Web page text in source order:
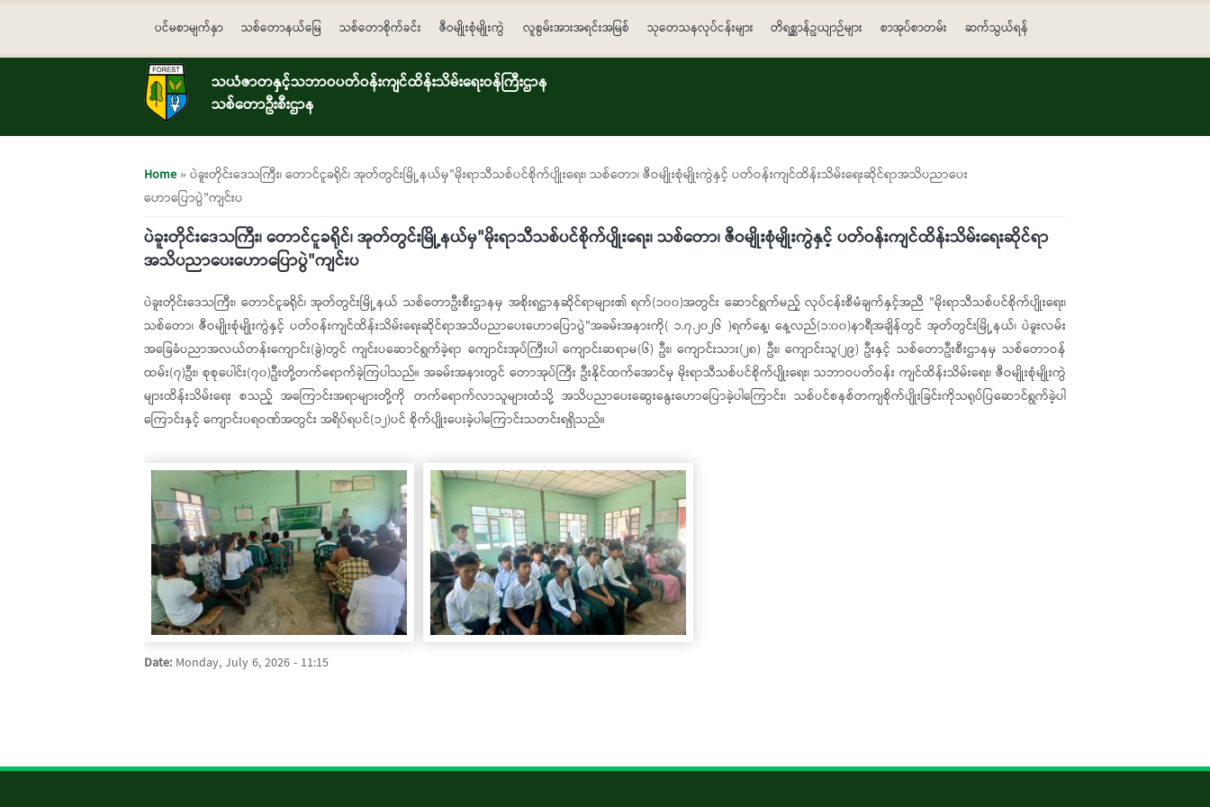
ပင်မစာမျက်နှာ သစ်တောနယ်မြေ သစ်တောစိုက်ခင်း ဇီဝမျိုးစုံမျိုးကွဲ လူစွမ်းအားအရင်းအမြစ် သုတေသနလုပ်ငန်းများ တိရစ္ဆာန်ဥယျာဉ်များ စာအုပ်စာတမ်း ဆက်သွယ်ရန်
သယံဇာတနှင့်သဘာဝပတ်ဝန်းကျင်ထိန်းသိမ်းရေးဝန်ကြီးဌာန
သစ်တောဦးစီးဌာန
You are here
Home» ပဲခူးတိုင်းဒေသကြီး၊ တောင်ငူခရိုင်၊ အုတ်တွင်းမြို့နယ်မှ"မိုးရာသီသစ်ပင်စိုက်ပျိုးရေး၊ သစ်တော၊ ဇီဝမျိုးစုံမျိုးကွဲနှင့် ပတ်ဝန်းကျင်ထိန်းသိမ်းရေးဆိုင်ရာအသိပညာပေး
ဟောပြောပွဲ"ကျင်းပ
ပဲခူးတိုင်းဒေသကြီး၊ တောင်ငူခရိုင်၊ အုတ်တွင်းမြို့နယ်မှ"မိုးရာသီသစ်ပင်စိုက်ပျိုးရေး၊ သစ်တော၊ ဇီဝမျိုးစုံမျိုးကွဲနှင့် ပတ်ဝန်းကျင်ထိန်းသိမ်းရေးဆိုင်ရာ
အသိပညာပေးဟောပြောပွဲ"ကျင်းပ
ပဲခူးတိုင်းဒေသကြီး၊ တောင်ငူခရိုင်၊ အုတ်တွင်းမြို့နယ် သစ်တောဦးစီးဌာနမှ အစိုးရဌာနဆိုင်ရာများ၏ ရက်(၁၀၀)အတွင်း ဆောင်ရွက်မည့် လုပ်ငန်းစီမံချက်နှင့်အညီ "မိုးရာသီသစ်ပင်စိုက်ပျိုးရေး၊
သစ်တော၊ ဇီဝမျိုးစုံမျိုးကွဲနှင့် ပတ်ဝန်းကျင်ထိန်းသိမ်းရေးဆိုင်ရာအသိပညာပေးဟောပြောပွဲ"အခမ်းအနားကို( ၁.၇.၂၀၂၆ )ရက်နေ့၊ နေ့လည်(၁:၀၀)နာရီအချိန်တွင် အုတ်တွင်းမြို့နယ်၊ ပဲခူးလမ်း
အခြေခံပညာအလယ်တန်းကျောင်း(ခွဲ)တွင် ကျင်းပဆောင်ရွက်ခဲ့ရာ ကျောင်းအုပ်ကြီးပါ ကျောင်းဆရာမ(၆) ဦး၊ ကျောင်းသား(၂၈) ဦး၊ ကျောင်းသူ(၂၉) ဦးနှင့် သစ်တောဦးစီးဌာနမှ သစ်တောဝန်
ထမ်း(၇)ဦး၊ စုစုပေါင်း(၇၀)ဦးတို့တက်ရောက်ခဲ့ကြပါသည်။ အခမ်းအနားတွင် တောအုပ်ကြီး ဦးနိုင်ထက်အောင်မှ မိုးရာသီသစ်ပင်စိုက်ပျိုးရေး၊ သဘာဝပတ်ဝန်း ကျင်ထိန်းသိမ်းရေး၊ ဇီဝမျိုးစုံမျိုးကွဲ
များထိန်းသိမ်းရေး စသည့် အကြောင်းအရာများတို့ကို တက်ရောက်လာသူများထံသို့ အသိပညာပေးဆွေးနွေးဟောပြောခဲ့ပါကြောင်း၊ သစ်ပင်စနစ်တကျစိုက်ပျိုးခြင်းကိုသရုပ်ပြဆောင်ရွက်ခဲ့ပါ
ကြောင်းနှင့် ကျောင်းပရဝဏ်အတွင်း အရိပ်ရပင်(၁၂)ပင် စိုက်ပျိုး​ပေးခဲ့ပါကြောင်းသတင်းရရှိသည်။
Date: Monday, July 6, 2026 - 11:15